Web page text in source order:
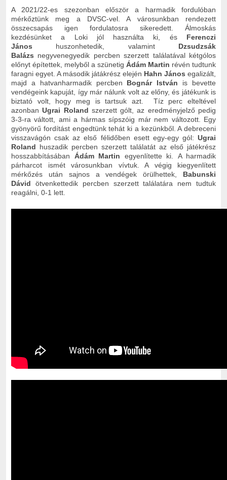
A 2021/22-es szezonban először a harmadik fordulóban
mérkőztünk meg a DVSC-vel. A városunkban rendezett
összecsapás igen fordulatosra sikeredett. Álmoskás
kezdésünket a Loki jól használta ki, és Ferenczi
János huszonhetedik, valamint Dzsudzsák
Balázs negyvenegyedik percben szerzett találatával kétgólos
előnyt építettek, melyből a szünetig Ádám Martin révén tudtunk
faragni egyet. A második játákrész elején Hahn János egalizált,
majd a hatvanharmadik percben Bognár István is bevette
vendégeink kapuját, így már nálunk volt az előny, és játékunk is
biztató volt, hogy meg is tartsuk azt. Tíz perc elteltével
azonbanUgrai Roland szerzett gólt, az eredményjelző pedig
3-3-ra váltott, ami a hármas sípszóig már nem változott. Egy
gyönyörű fordítást engedtünk tehát ki a kezünkből. A debreceni
visszavágón csak az első félidőben esett egy-egy gól: Ugrai
Roland huszadik percben szerzett találatát az első játékrész
hosszabbításában Ádám Martin egyenlítette ki. A harmadik
párharcot ismét városunkban vívtuk. A végig kiegyenlített
mérkőzés után sajnos a vendégek örülhettek, Babunski
Dávid ötvenkettedik percben szerzett találatára nem tudtuk
reagálni, 0-1 lett.